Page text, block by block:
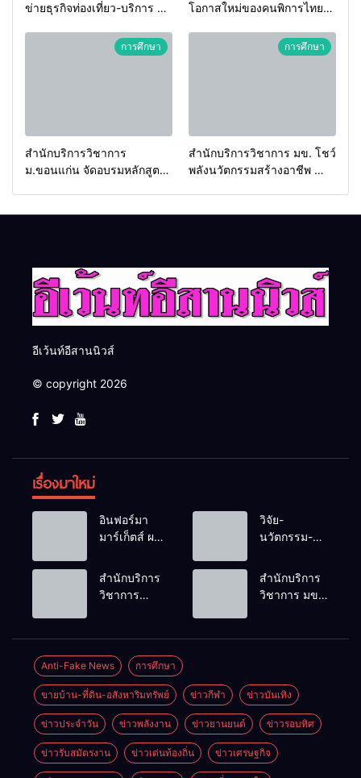
ข่ายธุรกิจท่องเที่ยว-บริการ จัด
2026 เชื่อม 4 งานใหญ่ สร้าง
โอกาสธุรกิจครบวงจร ด้วย
โอกาสใหม่ของคนพิการไทย
การศึกษา
สำนักบริการวิชาการ
ม.ขอนแก่น จัดอบรมหลักสูตร
การศึกษา
สำนักบริการวิชาการ มข. โชว์
พลังนวัตกรรมสร้างอาชีพ นำ
อีเว้นท์อีสานนิวส์
© copyright 2026
เรื่องมาใหม่
อินฟอร์มา
มาร์เก็ตส์ ผนึก
ธุรกิจท่อง
เที่ยว-บริการ
Thailand
2026 เชื่อม 4
งานใหญ่
สร้างโอกาส
ธุรกิจครบ
วงจร ด้วยครับ
วิจัย-
นวัตกรรม-
คือโอกาสใหม่
ของคนพิการ
เศรษฐกิจ
สำนักบริการ
วิชาการ
เพลิงขั้นต้น”
ยกระดับ
ศักยภาพเจ้า
หน้าที่ท้องถิ่น
รับมืออัคคีภัย
ตามมาตรฐาน
สากล
สำนักบริการ
วิชาการ มข.
เวทีระดับชาติ
NCPD 2026
เปลี่ยน “ผ้า
เหลือ” สู่ราย
ได้ที่ยั่งยืน
Anti-Fake News การศึกษา
ขายบ้าน-ที่ดิน-อสังหาริมทรัพย์ ข่าวกีฬา ข่าวบันเทิง
ข่าวประจำวัน ข่าวพลังงาน ข่าวยานยนต์ ข่าวรอบทิศ
ข่าวรับสมัตรงาน ข่าวเด่นท้องถิ่น ข่าวเศรษฐกิจ